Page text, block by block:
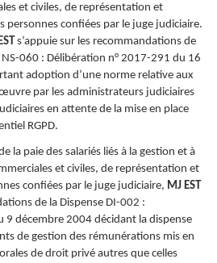
et civiles, de représentation et
personnes confiées par le juge judiciaire.
s’appuie sur les recommandations de
NS-060 : Délibération n° 2017-291 du 16
adoption d’une norme relative aux
par les administrateurs judiciaires
en attente de la mise en place
RGPD.
la paie des salariés liés à la gestion et à
et civiles, de représentation et
confiées par le juge judiciaire, MJ EST
de la Dispense DI-002 :
9 décembre 2004 décidant la dispense
de gestion des rémunérations mis en
de droit privé autres que celles